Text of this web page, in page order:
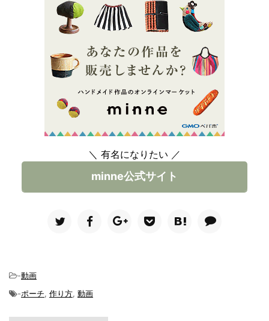
＼ 有名になりたい ／
minne公式サイト
-動画
-ポーチ, 作り方, 動画